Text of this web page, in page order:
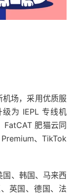
场，采用优质服
为 IEPL 专线机
FatCAT 肥猫云同
、TikTok
、韩国、马来西
英国、德国、法